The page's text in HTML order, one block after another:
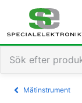
Mätinstrument